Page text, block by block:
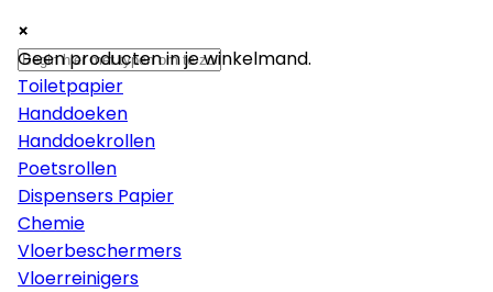
×
Papier
Toiletpapier
Handdoeken
Handdoekrollen
Poetsrollen
Dispensers Papier
Chemie
Vloerbeschermers
Vloerreinigers
×
×
Geen producten in je winkelmand.